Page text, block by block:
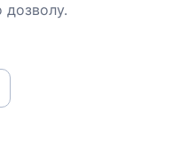
дозволу.